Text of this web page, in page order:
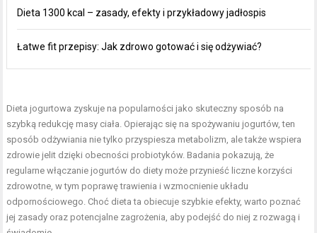
Dieta 1300 kcal – zasady, efekty i przykładowy jadłospis
Łatwe fit przepisy: Jak zdrowo gotować i się odżywiać?
Dieta jogurtowa zyskuje na popularności jako skuteczny sposób na
szybką redukcję masy ciała. Opierając się na spożywaniu jogurtów, ten
sposób odżywiania nie tylko przyspiesza metabolizm, ale także wspiera
zdrowie jelit dzięki obecności probiotyków. Badania pokazują, że
regularne włączanie jogurtów do diety może przynieść liczne korzyści
zdrowotne, w tym poprawę trawienia i wzmocnienie układu
odpornościowego. Choć dieta ta obiecuje szybkie efekty, warto poznać
jej zasady oraz potencjalne zagrożenia, aby podejść do niej z rozwagą i